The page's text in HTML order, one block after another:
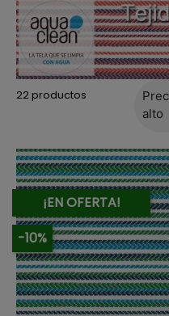
22 productos
alto
¡EN OFERTA!
-10%